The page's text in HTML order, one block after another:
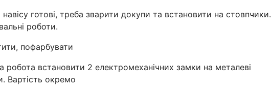
готові, треба зварити докупи та встановити на стовпчики.
роботи.
пофарбувати
робота встановити 2 електромеханічних замки на металеві
Вартість окремо